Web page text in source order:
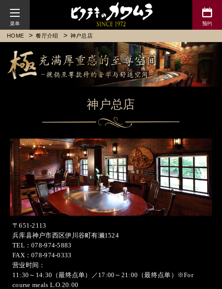
HOME 餐厅介绍 神户总店
神户总店
〒651-2113
兵库县神户市西区伊川谷町有濑1524
TEL：078-974-5883
FAX：078-974-0333
营业时间：
11:30～14:30（最终点单）／17:00～21:00（最终点单）※For
course meals L.O.20:00